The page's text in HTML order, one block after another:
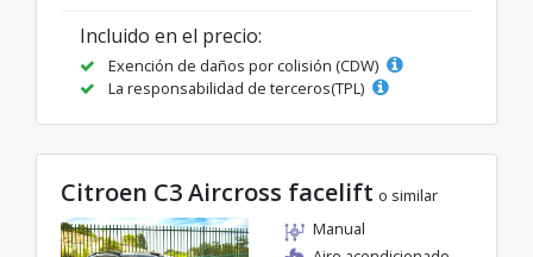
Incluido en el precio:
Exención de daños por colisión (CDW)
La responsabilidad de terceros(TPL)
Citroen C3 Aircross facelift o similar
Manual